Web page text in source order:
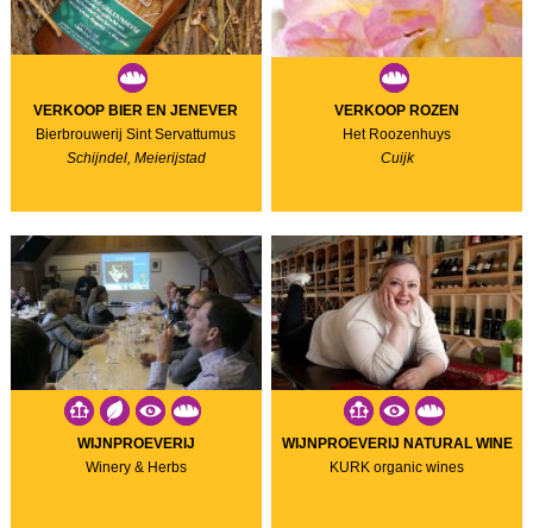
VERKOOP BIER EN JENEVER
Bierbrouwerij Sint Servattumus
Schijndel, Meierijstad
VERKOOP ROZEN
Het Roozenhuys
Cuijk
WIJNPROEVERIJ
Winery & Herbs
WIJNPROEVERIJ NATURAL WINE
KURK organic wines